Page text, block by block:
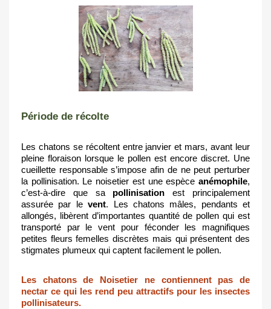
Période de récolte
Les chatons se récoltent entre janvier et mars, avant leur
pleine floraison lorsque le pollen est encore discret. Une
cueillette responsable s’impose afin de ne peut perturber
la pollinisation. Le noisetier est une espèce anémophile,
c’est-à-dire que sa pollinisation est principalement
assurée par le vent. Les chatons mâles, pendants et
allongés, libèrent d’importantes quantité de pollen qui est
transporté par le vent pour féconder les magnifiques
petites fleurs femelles discrètes mais qui présentent des
stigmates plumeux qui captent facilement le pollen.
Les chatons de Noisetier ne contiennent pas de
nectar ce qui les rend peu attractifs pour les insectes
pollinisateurs.